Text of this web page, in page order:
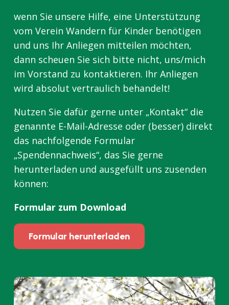
wenn Sie unsere Hilfe, eine Unterstützung
vom Verein Wandern für Kinder benötigen
und uns Ihr Anliegen mitteilen möchten,
dann scheuen Sie sich bitte nicht, uns/mich
im Vorstand zu kontaktieren. Ihr Anliegen
wird absolut vertraulich behandelt!
Nutzen Sie dafür gerne unter „Kontakt“ die
genannte E-Mail-Adresse oder (besser) direkt
das nachfolgende Formular
„Spendennachweis“, das Sie gerne
herunterladen und ausgefüllt uns zusenden
können:
Formular zum Download
Formular herunterladen